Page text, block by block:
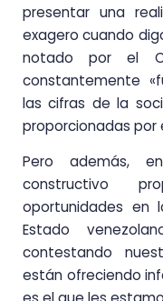
presentar una
exagero cuando
notado por el
constantemente
las cifras de la
proporcionadas por
Pero además,
constructivo
oportunidades en
Estado
contestando
están ofreciendo